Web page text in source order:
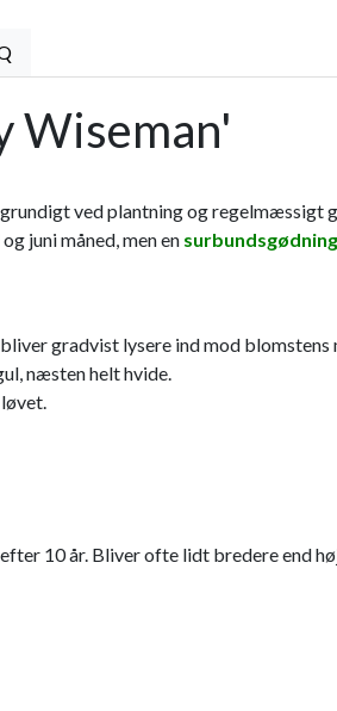
Wiseman'
ved plantning og regelmæssigt
juni måned, men en surbundsgødning
gradvist lysere ind mod blomstens
næsten helt hvide.
10 år. Bliver ofte lidt bredere end